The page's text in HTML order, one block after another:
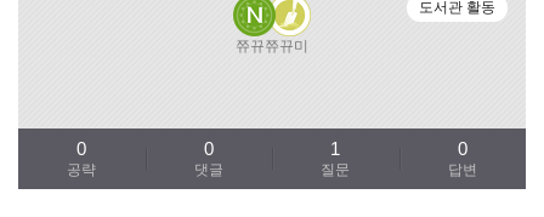
쮸뀨쮸뀨미
도서관 활동
공략
0
댓글
0
질문
1
답변
0